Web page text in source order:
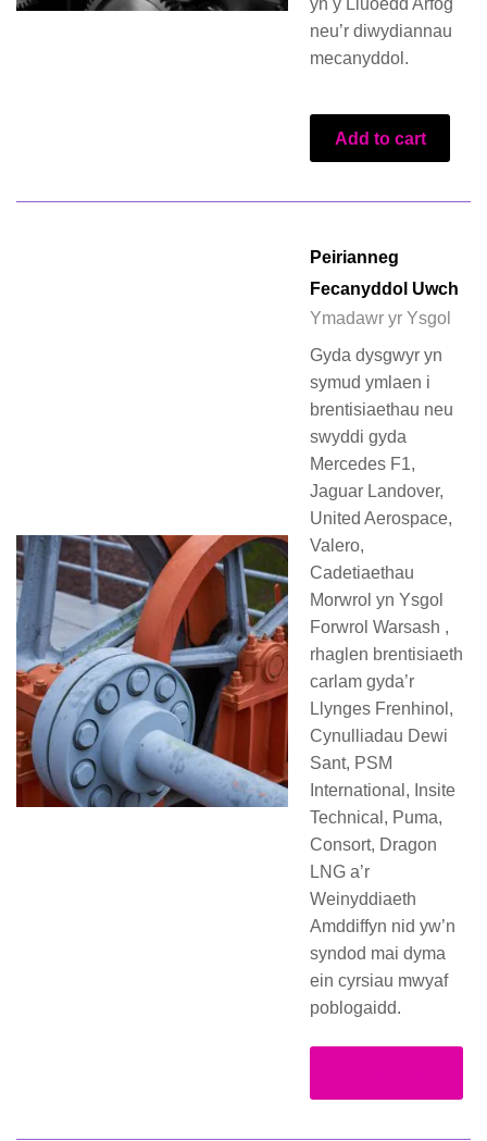
yn y Lluoedd Arfog
neu’r diwydiannau
mecanyddol.
Add to cart
Peirianneg
Fecanyddol Uwch
Ymadawr yr Ysgol
Gyda dysgwyr yn
symud ymlaen i
brentisiaethau neu
swyddi gyda
Mercedes F1,
Jaguar Landover,
United Aerospace,
Valero,
Cadetiaethau
Morwrol yn Ysgol
Forwrol Warsash ,
rhaglen brentisiaeth
carlam gyda’r
Llynges Frenhinol,
Cynulliadau Dewi
Sant, PSM
International, Insite
Technical, Puma,
Consort, Dragon
LNG a’r
Weinyddiaeth
Amddiffyn nid yw’n
syndod mai dyma
ein cyrsiau mwyaf
poblogaidd.